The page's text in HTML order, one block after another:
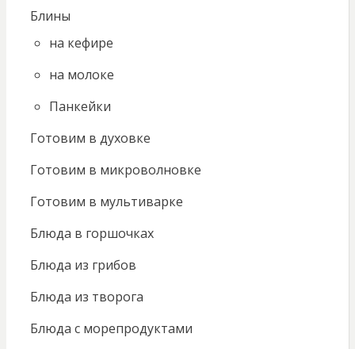
Блины
на кефире
на молоке
Панкейки
Готовим в духовке
Готовим в микроволновке
Готовим в мультиварке
Блюда в горшочках
Блюда из грибов
Блюда из творога
Блюда с морепродуктами